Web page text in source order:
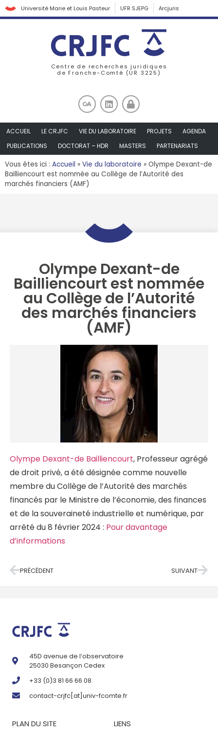
Université Marie et Louis Pasteur UFR SJEPG Arcjuris
Centre de recherches juridiques
de Franche-Comté (UR 3225)
ACCUEIL LE CRJFC VIE DU LABORATOIRE PROJETS
AGENDA
PUBLICATIONS
DOCTORAT – HDR MASTERS PARTENARIATS
Vous êtes ici : Accueil » Vie du laboratoire » Olympe Dexant-de
Bailliencourt est nommée au Collège de l’Autorité des
marchés financiers (AMF)
Olympe Dexant-de
Bailliencourt est nommée
au Collège de l’Autorité
des marchés financiers
(AMF)
Olympe Dexant-de Bailliencourt, Professeur agrégé
de droit privé, a été désignée comme nouvelle
membre du Collège de l’Autorité des marchés
financés par le Ministre de l’économie, des finances
et de la souveraineté industrielle et numérique, par
arrêté du 8 février 2024 : Pour davantage
d’informations
PRÉCÉDENT SUIVANT
45D avenue de l’observatoire
25030 Besançon Cedex
+33 (0)3 81 66 66 08
contact-crjfc[at]univ-fcomte.fr
PLAN DU SITE LIENS